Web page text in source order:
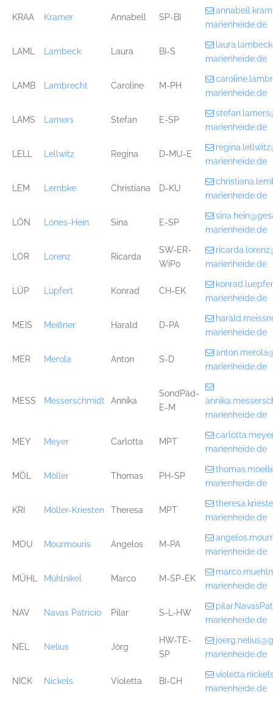
KRAA Kramer Annabell SP-BI
marienheide.de
LAML Lambeck Laura BI-S
marienheide.de
LAMB Lambrecht Caroline M-PH
marienheide.de
LAMS Lamers Stefan E-SP
marienheide.de
LELL Lellwitz Regina D-MU-E
marienheide.de
LEM Lembke Christiana D-KU
marienheide.de
LÖN Lönes-Hein Sina E-SP
marienheide.de
LOR Lorenz Ricarda
SW-ER-
WiPo
marienheide.de
LÜP Lüpfert Konrad CH-EK
marienheide.de
MEIS Meißner Harald D-PA
marienheide.de
MER Merola Anton S-D
marienheide.de
MESS Messerschmidt Annika
SondPäd-
E-M
marienheide.de
MEY Meyer Carlotta MPT
marienheide.de
MÖL Möller Thomas PH-SP
marienheide.de
KRI Möller-Kriesten Theresa MPT
marienheide.de
MOU Mourmouris Angelos M-PA
marienheide.de
MÜHL Mühlnikel Marco M-SP-EK
marienheide.de
NAV Navas Patricio Pilar S-L-HW
marienheide.de
NEL Nelius Jörg
HW-TE-
SP
marienheide.de
NICK Nickels Violetta BI-CH
marienheide.de